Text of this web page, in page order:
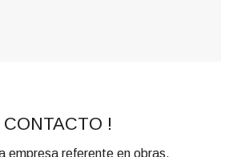
!
empresa referente en obras,